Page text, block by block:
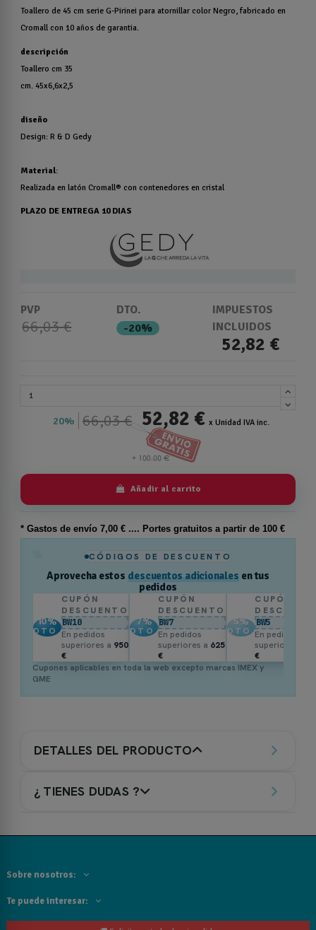
Toallero de 45 cm serie G-Pirinei para atornillar color Negro, fabricado en
Cromall con 10 años de garantia.
descripción
Toallero cm 35
cm. 45x6,6x2,5
diseño
Design: R & D Gedy
Material:
Realizada en latón Cromall® con contenedores en cristal
PLAZO DE ENTREGA 10 DIAS
PVP
66,03 €
DTO.
-20%
IMPUESTOS
INCLUIDOS
52,82 €
20% 66,03 € 52,82 € x Unidad IVA inc.
Añadir al carrito
* Gastos de envío 7,00 € .... Portes gratuitos a partir de 100 €
CÓDIGOS DE DESCUENTO
Aprovecha estos descuentos adicionales en tus
pedidos
10%
DTO.
CUPÓN
DESCUENTO
BW10
En pedidos
superiores a 950
€
7%
DTO.
CUPÓN
DESCUENTO
BW7
En pedidos
superiores a 625
€
5%
DTO.
CUPÓN
BW5
En pedidos
superiores a
€
Cupones aplicables en toda la web excepto marcas IMEX y
GME
DETALLES DEL PRODUCTO
¿ TIENES DUDAS ?
Sobre nosotros:
Te puede interesar: